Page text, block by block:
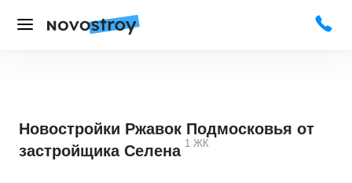
Новостройки Ржавок Подмосковья от
застройщика Селена 1 ЖК